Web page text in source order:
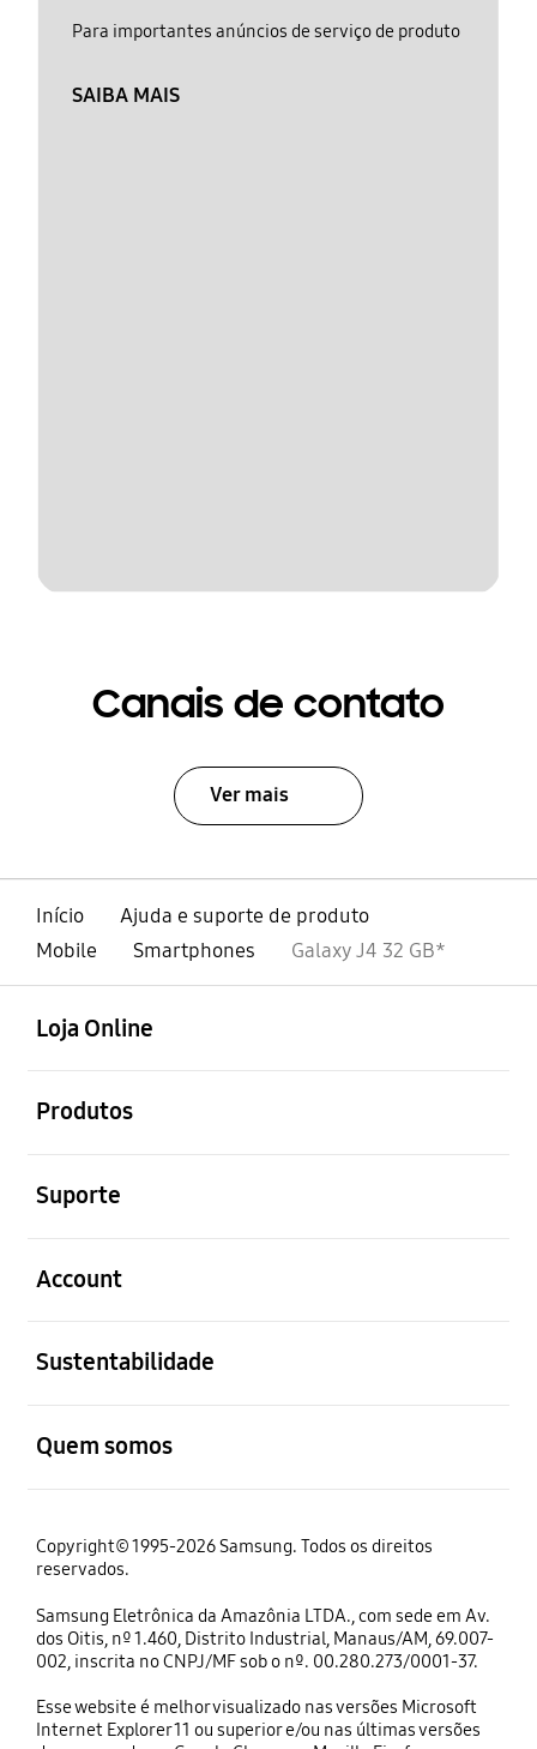
Para importantes anúncios de serviço de produto
SAIBA MAIS
Canais de contato
Ver mais
Início
Ajuda e suporte de produto
Mobile
Smartphones Galaxy J4 32 GB*
Loja Online
Produtos
Suporte
Account
Sustentabilidade
Quem somos
Copyright© 1995-2026 Samsung. Todos os direitos
reservados.
Samsung Eletrônica da Amazônia LTDA., com sede em Av.
dos Oitis, nº 1.460, Distrito Industrial, Manaus/AM, 69.007-
002, inscrita no CNPJ/MF sob o nº. 00.280.273/0001-37.
Esse website é melhor visualizado nas versões Microsoft
Internet Explorer 11 ou superior e/ou nas últimas versões